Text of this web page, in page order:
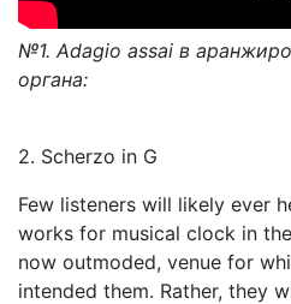
№1. Adagio assai в
органа:
2. Scherzo in G
Few listeners will likely ever
works for musical clock in
now outmoded, venue for
intended them. Rather, they